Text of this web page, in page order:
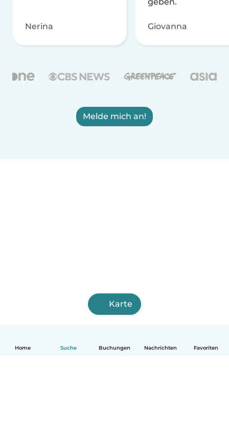
Home Suche Buchungen Nachrichten Favoriten
Nerina Giovanna
Melde mich an!
Karte